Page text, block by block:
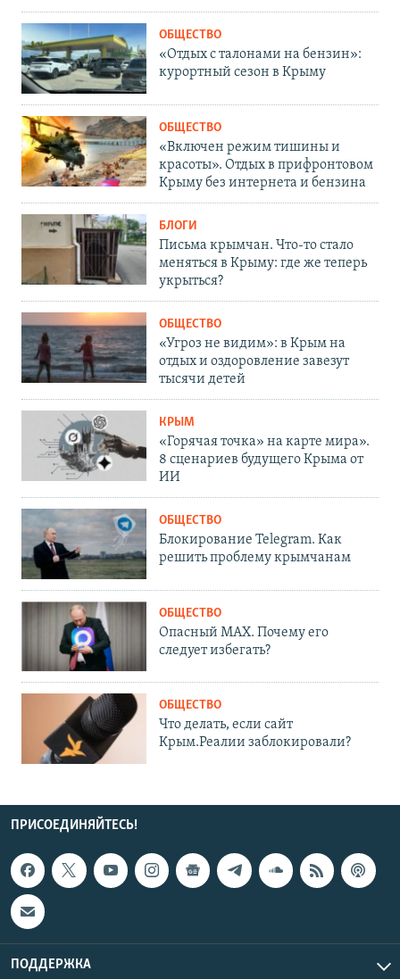
ОБЩЕСТВО
«Отдых с талонами на бензин»:
курортный сезон в Крыму
ОБЩЕСТВО
«Включен режим тишины и
красоты». Отдых в прифронтовом
Крыму без интернета и бензина
БЛОГИ
Письма крымчан. Что-то стало
меняться в Крыму: где же теперь
укрыться?
ОБЩЕСТВО
«Угроз не видим»: в Крым на
отдых и оздоровление завезут
тысячи детей
КРЫМ
«Горячая точка» на карте мира».
8 сценариев будущего Крыма от
ИИ
ОБЩЕСТВО
Блокирование Telegram. Как
решить проблему крымчанам
ОБЩЕСТВО
Опасный MAX. Почему его
следует избегать?
ОБЩЕСТВО
Что делать, если сайт
Крым.Реалии заблокировали?
ПРИСОЕДИНЯЙТЕСЬ!
ПОДДЕРЖКА